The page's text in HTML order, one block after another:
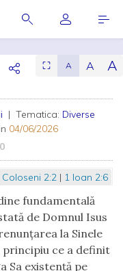
⛶ A A A
| Tematica: Diverse
in 04/06/2026
Coloseni 2:2 | 1 Ioan 2:6
fundamentală
de Domnul Isus
la Sinele
principiu ce a definit
Sa existență pe